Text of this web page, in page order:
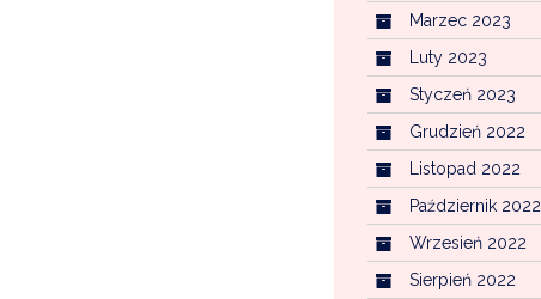
Marzec 2023
Luty 2023
Styczeń 2023
Grudzień 2022
Listopad 2022
Październik 2022
Wrzesień 2022
Sierpień 2022